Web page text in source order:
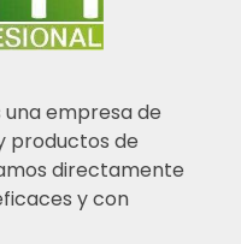
una empresa de
productos de
directamente
y con